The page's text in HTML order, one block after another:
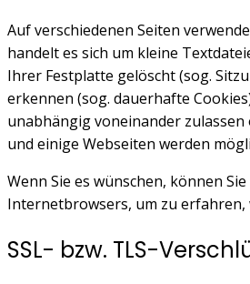
Auf verschiedenen Seiten
handelt es sich um kleine
Ihrer Festplatte gelöscht (sog.
erkennen (sog. dauerhafte
unabhängig voneinander
und einige Webseiten werden
Wenn Sie es wünschen, können
Internetbrowsers, um zu erfahren,
SSL- bzw. TLS-